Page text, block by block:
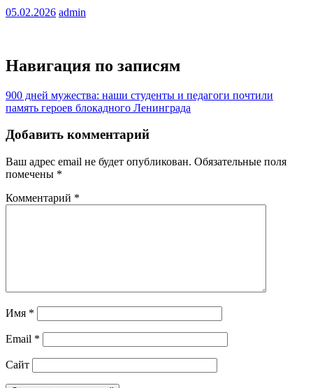
05.02.2026 admin
Навигация по записям
900 дней мужества: наши студенты и педагоги почтили
память героев блокадного Ленинграда
Добавить комментарий
Ваш адрес email не будет опубликован. Обязательные поля
помечены *
Комментарий *
Имя *
Email *
Сайт